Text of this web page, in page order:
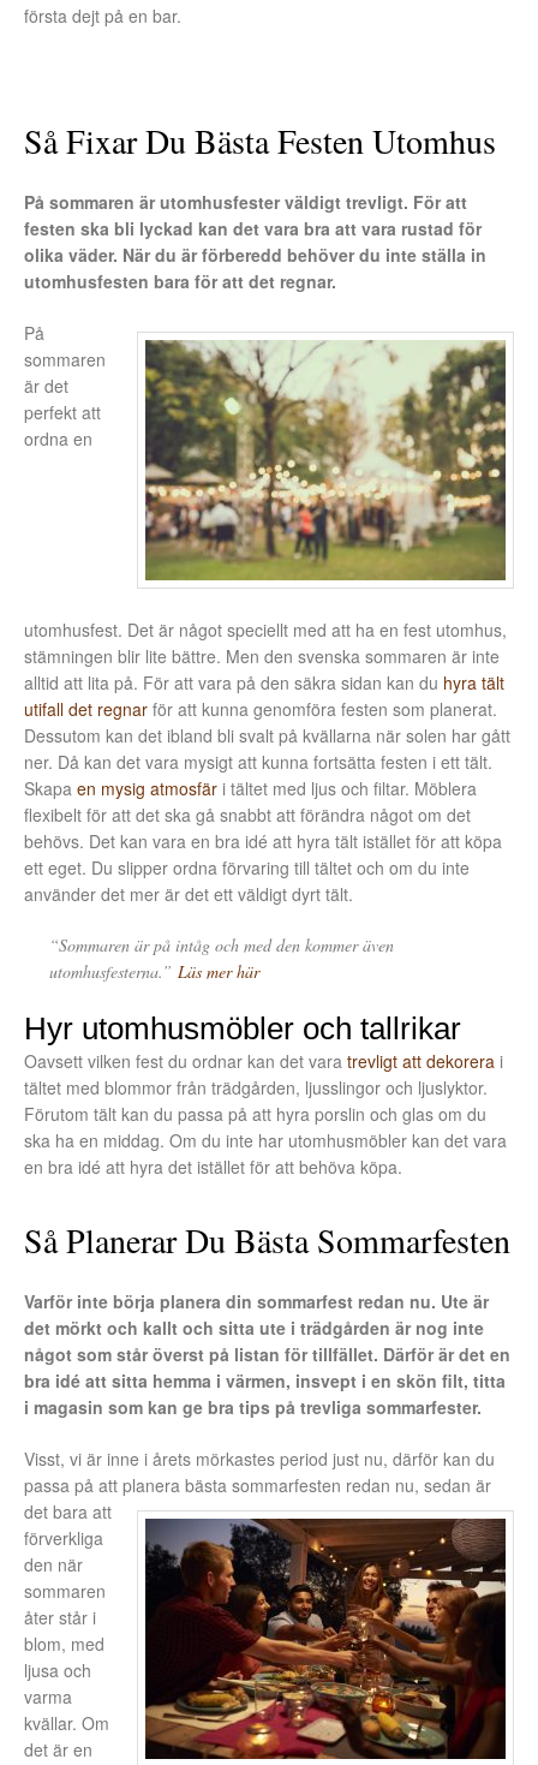
första dejt på en bar.
Så Fixar Du Bästa Festen Utomhus
På sommaren är utomhusfester väldigt trevligt. För att
festen ska bli lyckad kan det vara bra att vara rustad för
olika väder. När du är förberedd behöver du inte ställa in
utomhusfesten bara för att det regnar.
På
sommaren
är det
perfekt att
ordna en
utomhusfest. Det är något speciellt med att ha en fest utomhus,
stämningen blir lite bättre. Men den svenska sommaren är inte
alltid att lita på. För att vara på den säkra sidan kan du hyra tält
utifall det regnar för att kunna genomföra festen som planerat.
Dessutom kan det ibland bli svalt på kvällarna när solen har gått
ner. Då kan det vara mysigt att kunna fortsätta festen i ett tält.
Skapa en mysig atmosfär i tältet med ljus och filtar. Möblera
flexibelt för att det ska gå snabbt att förändra något om det
behövs. Det kan vara en bra idé att hyra tält istället för att köpa
ett eget. Du slipper ordna förvaring till tältet och om du inte
använder det mer är det ett väldigt dyrt tält.
“Sommaren är på intåg och med den kommer även
utomhusfesterna.” Läs mer här
Hyr utomhusmöbler och tallrikar
Oavsett vilken fest du ordnar kan det vara trevligt att dekorera i
tältet med blommor från trädgården, ljusslingor och ljuslyktor.
Förutom tält kan du passa på att hyra porslin och glas om du
ska ha en middag. Om du inte har utomhusmöbler kan det vara
en bra idé att hyra det istället för att behöva köpa.
Så Planerar Du Bästa Sommarfesten
Varför inte börja planera din sommarfest redan nu. Ute är
det mörkt och kallt och sitta ute i trädgården är nog inte
något som står överst på listan för tillfället. Därför är det en
bra idé att sitta hemma i värmen, insvept i en skön filt, titta
i magasin som kan ge bra tips på trevliga sommarfester.
Visst, vi är inne i årets mörkastes period just nu, därför kan du
passa på att planera bästa sommarfesten redan nu, sedan är
det bara att
förverkliga
den när
sommaren
åter står i
blom, med
ljusa och
varma
kvällar. Om
det är en